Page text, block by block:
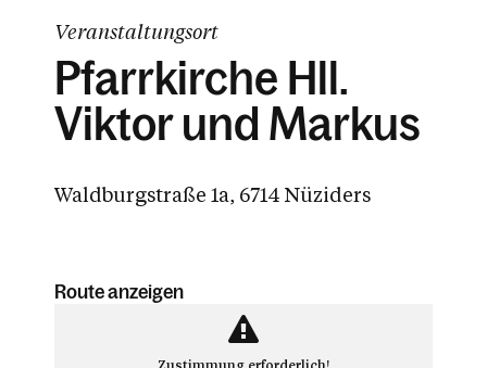
Veranstaltungsort
Pfarrkirche Hll.
Viktor und Markus
Waldburgstraße 1a, 6714 Nüziders
Route anzeigen
Zustimmung erforderlich!